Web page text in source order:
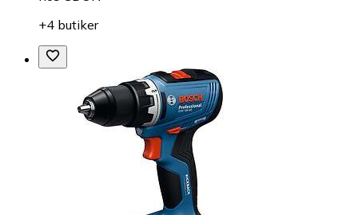
+4 butiker